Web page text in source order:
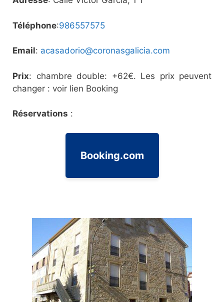
Téléphone:986557575
Email: acasadorio@coronasgalicia.com
Prix: chambre double: +62€. Les prix peuvent
changer : voir lien Booking
Réservations :
Booking.com